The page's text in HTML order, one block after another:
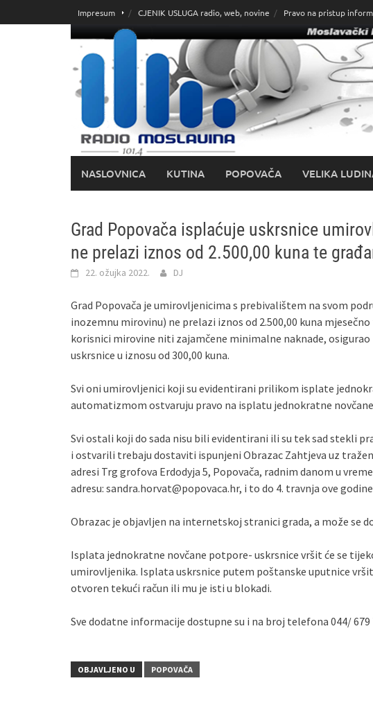
do
Impresum CJENIK USLUGA radio, web, novine Pravo na pristup
NASLOVNICA KUTINA POPOVAČA VELIKA
Grad Popovača isplaćuje uskrsnice
ne prelazi iznos od 2.500,00 kuna te
22. ožujka 2022. DJ
Grad Popovača je umirovljenicima s prebivalištem na svom
inozemnu mirovinu) ne prelazi iznos od 2.500,00 kuna
korisnici mirovine niti zajamčene minimalne naknade,
uskrsnice u iznosu od 300,00 kuna.
Svi oni umirovljenici koji su evidentirani prilikom isplate
automatizmom ostvaruju pravo na isplatu jednokratne
Svi ostali koji do sada nisu bili evidentirani ili su tek sad stekli
i ostvarili trebaju dostaviti ispunjeni Obrazac Zahtjeva uz
adresi Trg grofova Erdodyja 5, Popovača, radnim danom u
adresu: sandra.horvat@popovaca.hr, i to do 4. travnja ove
Obrazac je objavljen na internetskoj stranici grada, a može se
Isplata jednokratne novčane potpore- uskrsnice vršit će se
umirovljenika. Isplata uskrsnice putem poštanske uputnice vršit
otvoren tekući račun ili mu je isti u blokadi.
Sve dodatne informacije dostupne su i na broj telefona 044/ 679
OBJAVLJENO U POPOVAČA